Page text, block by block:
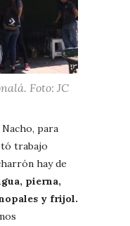
Foto: JC
para
trabajo
hay de
pierna,
y frijol.